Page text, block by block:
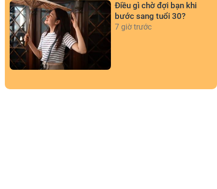
Điều gì chờ đợi bạn khi
bước sang tuổi 30?
7 giờ trước